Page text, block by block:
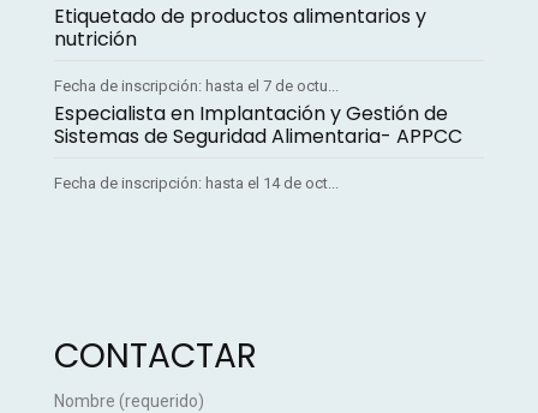
Etiquetado de productos alimentarios y
nutrición
Fecha de inscripción: hasta el 7 de octu...
Especialista en Implantación y Gestión de
Sistemas de Seguridad Alimentaria- APPCC
Fecha de inscripción: hasta el 14 de oct...
CONTACTAR
Nombre (requerido)